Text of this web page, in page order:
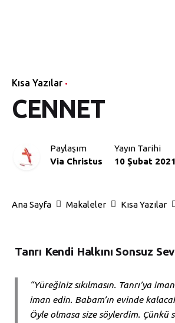
Kısa Yazılar
CENNET
Paylaşım
Via Christus
Yayın Tarihi
10 Şubat 2021
Ana Sayfa Makaleler Kısa Yazılar
Tanrı Kendi Halkını Sonsuz
“Yüreğiniz sıkılmasın. Tanrı’ya
iman edin. Babam’ın evinde
Öyle olmasa size söylerdim. Çünkü